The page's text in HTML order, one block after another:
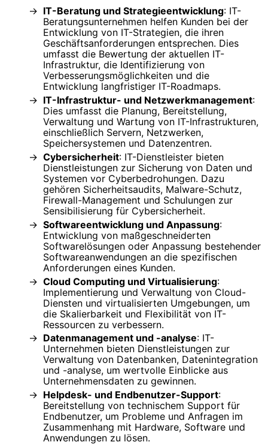
IT-Beratung und Strategieentwicklung: IT-
Beratungsunternehmen helfen Kunden bei der
Entwicklung von IT-Strategien, die ihren
Geschäftsanforderungen entsprechen. Dies
umfasst die Bewertung der aktuellen IT-
Infrastruktur, die Identifizierung von
Verbesserungsmöglichkeiten und die
Entwicklung langfristiger IT-Roadmaps.
IT-Infrastruktur- und Netzwerkmanagement:
Dies umfasst die Planung, Bereitstellung,
Verwaltung und Wartung von IT-Infrastrukturen,
einschließlich Servern, Netzwerken,
Speichersystemen und Datenzentren.
Cybersicherheit: IT-Dienstleister bieten
Dienstleistungen zur Sicherung von Daten und
Systemen vor Cyberbedrohungen. Dazu
gehören Sicherheitsaudits, Malware-Schutz,
Firewall-Management und Schulungen zur
Sensibilisierung für Cybersicherheit.
Softwareentwicklung und Anpassung:
Entwicklung von maßgeschneiderten
Softwarelösungen oder Anpassung bestehender
Softwareanwendungen an die spezifischen
Anforderungen eines Kunden.
Cloud Computing und Virtualisierung:
Implementierung und Verwaltung von Cloud-
Diensten und virtualisierten Umgebungen, um
die Skalierbarkeit und Flexibilität von IT-
Ressourcen zu verbessern.
Datenmanagement und -analyse: IT-
Unternehmen bieten Dienstleistungen zur
Verwaltung von Datenbanken, Datenintegration
und -analyse, um wertvolle Einblicke aus
Unternehmensdaten zu gewinnen.
Helpdesk- und Endbenutzer-Support:
Bereitstellung von technischem Support für
Endbenutzer, um Probleme und Anfragen im
Zusammenhang mit Hardware, Software und
Anwendungen zu lösen.